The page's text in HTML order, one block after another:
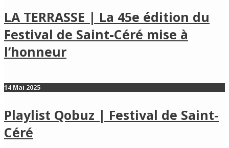
LA TERRASSE | La 45e édition du
Festival de Saint-Céré mise à
l’honneur
14 Mai 2025
Playlist Qobuz | Festival de Saint-
Céré